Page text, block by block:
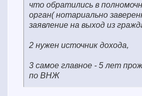
что обратились в
орган( нотариально
заявление на выход из
2 нужен источник дохода,
3 самое главное - 5 лет
по ВНЖ